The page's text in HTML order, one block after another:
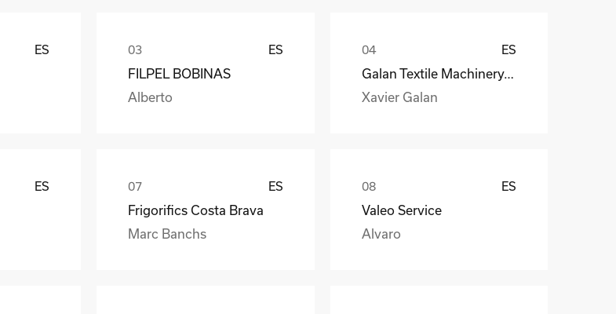
ES ES
FILPEL BOBINAS
Alberto
ES
Galan Textile Machinery, S.L.
Xavier Galan
ES ES
Frigorifics Costa Brava
Marc Banchs
ES
Valeo Service
Alvaro